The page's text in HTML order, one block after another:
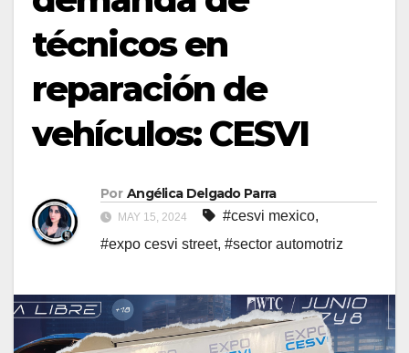
técnicos en
reparación de
vehículos: CESVI
Por Angélica Delgado Parra
MAY 15, 2024 #cesvi mexico,
#expo cesvi street, #sector automotriz